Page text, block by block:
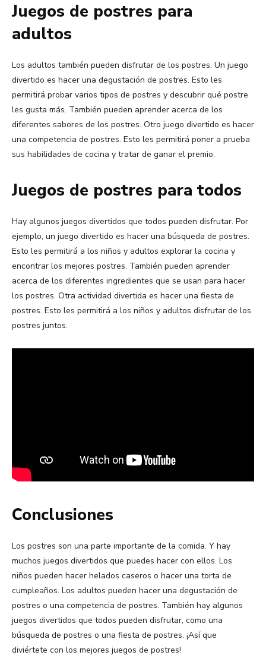
Juegos de postres para
adultos
Los adultos también pueden disfrutar de los postres. Un juego
divertido es hacer una degustación de postres. Esto les
permitirá probar varios tipos de postres y descubrir qué postre
les gusta más. También pueden aprender acerca de los
diferentes sabores de los postres. Otro juego divertido es hacer
una competencia de postres. Esto les permitirá poner a prueba
sus habilidades de cocina y tratar de ganar el premio.
Juegos de postres para todos
Hay algunos juegos divertidos que todos pueden disfrutar. Por
ejemplo, un juego divertido es hacer una búsqueda de postres.
Esto les permitirá a los niños y adultos explorar la cocina y
encontrar los mejores postres. También pueden aprender
acerca de los diferentes ingredientes que se usan para hacer
los postres. Otra actividad divertida es hacer una fiesta de
postres. Esto les permitirá a los niños y adultos disfrutar de los
postres juntos.
Conclusiones
Los postres son una parte importante de la comida. Y hay
muchos juegos divertidos que puedes hacer con ellos. Los
niños pueden hacer helados caseros o hacer una torta de
cumpleaños. Los adultos pueden hacer una degustación de
postres o una competencia de postres. También hay algunos
juegos divertidos que todos pueden disfrutar, como una
búsqueda de postres o una fiesta de postres. ¡Así que
diviértete con los mejores juegos de postres!